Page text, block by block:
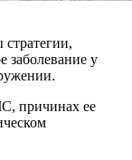
стратегии,
заболевание у
причинах ее